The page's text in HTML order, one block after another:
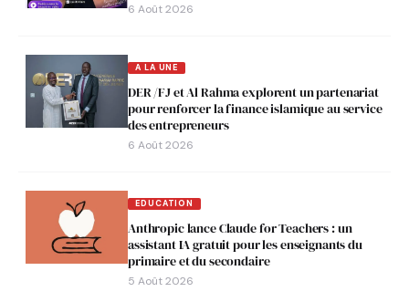
6 Août 2026
A LA UNE
DER /FJ et Al Rahma explorent un partenariat
pour renforcer la finance islamique au service
des entrepreneurs
6 Août 2026
EDUCATION
Anthropic lance Claude for Teachers : un
assistant IA gratuit pour les enseignants du
primaire et du secondaire
5 Août 2026